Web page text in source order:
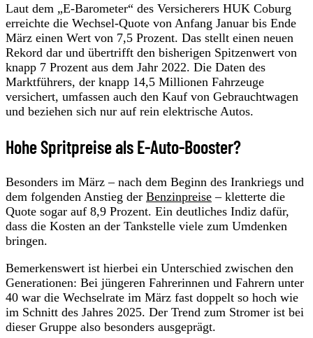
Laut dem „E-Barometer“ des Versicherers HUK Coburg
erreichte die Wechsel-Quote von Anfang Januar bis Ende
März einen Wert von 7,5 Prozent. Das stellt einen neuen
Rekord dar und übertrifft den bisherigen Spitzenwert von
knapp 7 Prozent aus dem Jahr 2022. Die Daten des
Marktführers, der knapp 14,5 Millionen Fahrzeuge
versichert, umfassen auch den Kauf von Gebrauchtwagen
und beziehen sich nur auf rein elektrische Autos.
Hohe Spritpreise als E-Auto-Booster?
Besonders im März – nach dem Beginn des Irankriegs und
dem folgenden Anstieg der Benzinpreise – kletterte die
Quote sogar auf 8,9 Prozent. Ein deutliches Indiz dafür,
dass die Kosten an der Tankstelle viele zum Umdenken
bringen.
Bemerkenswert ist hierbei ein Unterschied zwischen den
Generationen: Bei jüngeren Fahrerinnen und Fahrern unter
40 war die Wechselrate im März fast doppelt so hoch wie
im Schnitt des Jahres 2025. Der Trend zum Stromer ist bei
dieser Gruppe also besonders ausgeprägt.